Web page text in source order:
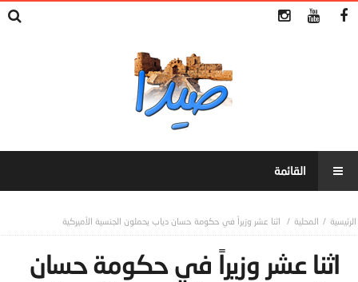
المحلية اثنا عشر وزيراً في حكومة حسان دياب يحملون الجنسية الأميركية
اثنا عشر وزيراً في حكومة حسان